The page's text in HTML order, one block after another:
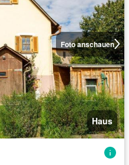
Foto anschauen
Haus